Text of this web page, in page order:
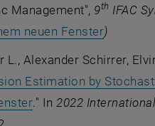
Management", 9th IFAC
neuen Fenster, öffnet
)
L., Alexander Schirrer,
Estimation by
, öffnet eine externe
." In 2022